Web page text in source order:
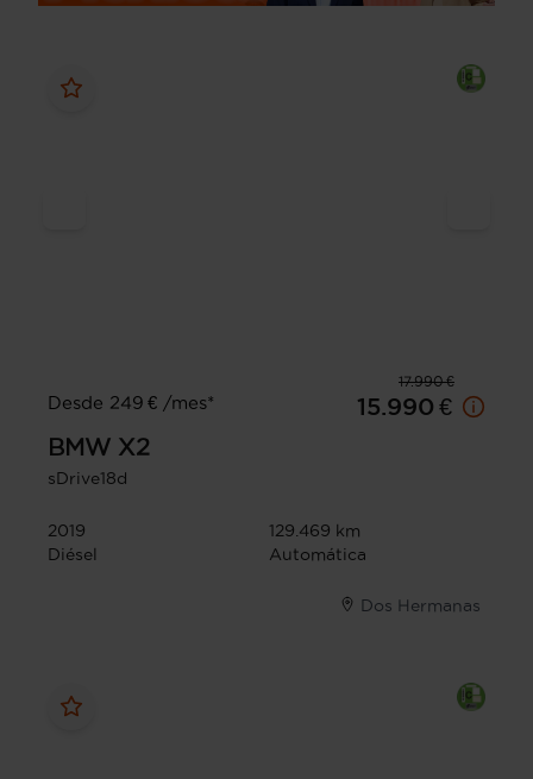
17.990 €
Desde 249 € /mes*
15.990 €
BMW X2
sDrive18d
2019
129.469 km
Diésel
Automática
Dos Hermanas